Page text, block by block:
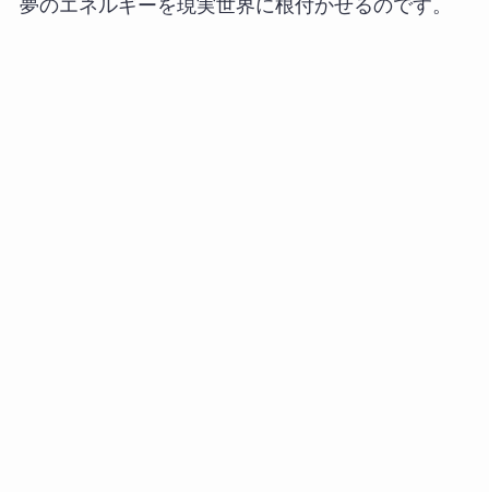
夢のエネルギーを現実世界に根付かせるのです。